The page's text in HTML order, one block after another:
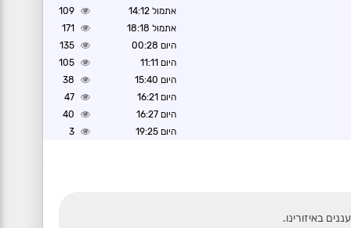
אתמול 14:12
109
אתמול 18:18
171
היום 00:28
135
היום 11:11
105
היום 15:40
38
היום 16:21
47
היום 16:27
40
היום 19:25
3